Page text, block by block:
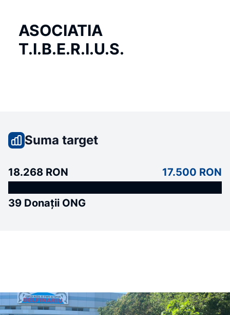
ASOCIATIA
T.I.B.E.R.I.U.S.
Suma target
18.268 RON 17.500 RON
39 Donații ONG